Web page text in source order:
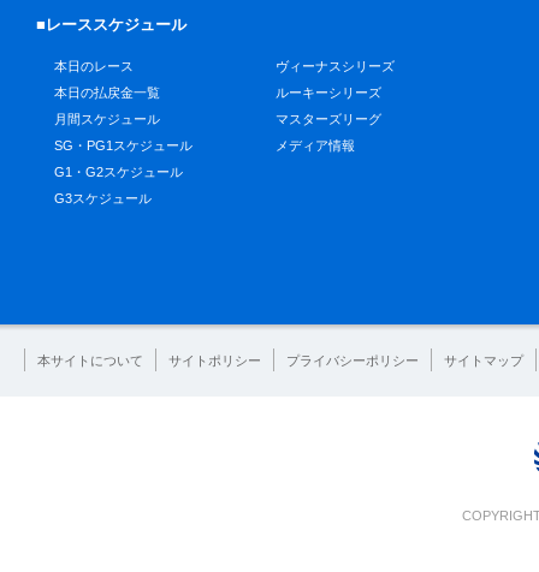
■レーススケジュール
本日のレース
本日の払戻金一覧
月間スケジュール
SG・PG1スケジュール
G1・G2スケジュール
G3スケジュール
ヴィーナスシリーズ
ルーキーシリーズ
マスターズリーグ
メディア情報
本サイトについて サイトポリシー プライバシーポリシー サイトマップ